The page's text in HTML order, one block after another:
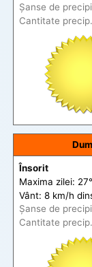
Șanse de precip
Cantitate
Însorit
Maxima zilei: 27°
Vânt: 8 km/h din
Șanse de precip
Cantitate